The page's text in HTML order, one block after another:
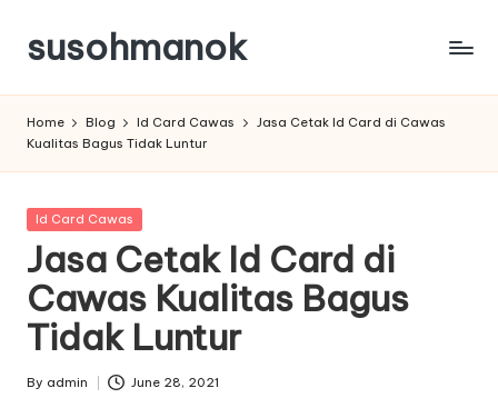
Skip
content
susohmanok
Home Blog Id Card Cawas
Jasa Cetak Id Card di Cawas
Kualitas Bagus Tidak Luntur
Posted
Id Card Cawas
Jasa Cetak Id Card di
Cawas Kualitas Bagus
Tidak Luntur
Posted
By admin June 28, 2021